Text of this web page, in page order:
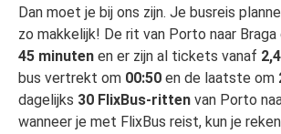
Dan moet je bij ons zijn. Je busreis
zo makkelijk! De rit van Porto naar
45 minuten en er zijn al tickets vanaf
bus vertrekt om 00:50 en de laatste om
dagelijks 30 FlixBus-ritten van Porto
wanneer je met FlixBus reist, kun je